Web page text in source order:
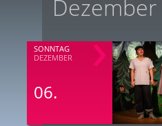
SONNTAG
DEZEMBER
06.